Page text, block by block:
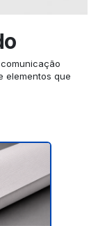
elementos que